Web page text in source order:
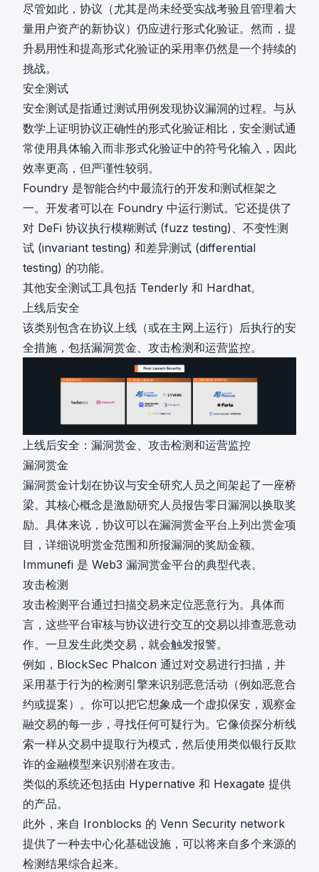
尽管如此，协议（尤其是尚未经受实战考验且管理着大
量用户资产的新协议）仍应进行形式化验证。然而，提
升易用性和提高形式化验证的采用率仍然是一个持续的
挑战。
安全测试
安全测试是指通过测试用例发现协议漏洞的过程。与从
数学上证明协议正确性的形式化验证相比，安全测试通
常使用具体输入而非形式化验证中的符号化输入，因此
效率更高，但严谨性较弱。
Foundry 是智能合约中最流行的开发和测试框架之
一。开发者可以在 Foundry 中运行测试。它还提供了
对 DeFi 协议执行模糊测试 (fuzz testing)、不变性测
试 (invariant testing) 和差异测试 (differential
testing) 的功能。
其他安全测试工具包括 Tenderly 和 Hardhat。
上线后安全
该类别包含在协议上线（或在主网上运行）后执行的安
全措施，包括漏洞赏金、攻击检测和运营监控。
上线后安全：漏洞赏金、攻击检测和运营监控
漏洞赏金
漏洞赏金计划在协议与安全研究人员之间架起了一座桥
梁。其核心概念是激励研究人员报告零日漏洞以换取奖
励。具体来说，协议可以在漏洞赏金平台上列出赏金项
目，详细说明赏金范围和所报漏洞的奖励金额。
Immunefi 是 Web3 漏洞赏金平台的典型代表。
攻击检测
攻击检测平台通过扫描交易来定位恶意行为。具体而
言，这些平台审核与协议进行交互的交易以排查恶意动
作。一旦发生此类交易，就会触发报警。
例如， BlockSec Phalcon 通过对交易进行扫描，并
采用基于行为的检测引擎来识别恶意活动（例如恶意合
约或提案）。你可以把它想象成一个虚拟保安，观察金
融交易的每一步，寻找任何可疑行为。它像侦探分析线
索一样从交易中提取行为模式，然后使用类似银行反欺
诈的金融模型来识别潜在攻击。
类似的系统还包括由 Hypernative 和 Hexagate 提供
的产品。
此外，来自 Ironblocks 的 Venn Security network
提供了一种去中心化基础设施，可以将来自多个来源的
检测结果综合起来。